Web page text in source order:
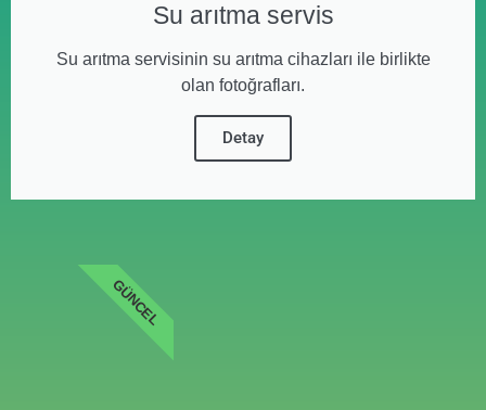
Su arıtma servis
Su arıtma servisinin su arıtma cihazları ile birlikte
olan fotoğrafları.
Detay
GÜNCEL